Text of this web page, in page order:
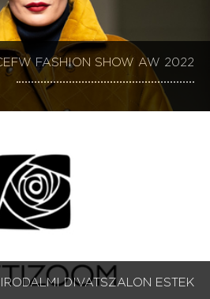
FASHION SHOW AW 2022
DIVATSZALON ESTEK
DIVATSZALON ESTEK 1-9